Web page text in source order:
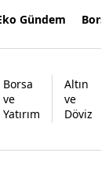
Gündem
Borsa
ve
Yatırım
Altın
ve
Döviz